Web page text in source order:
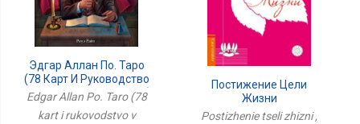
Эдгар Аллан По. Таро
(78 Карт И Руководство
В Подарочном Футляре)
(новое Оформление)
Edgar Allan Po. Taro (78
kart i rukovodstvo v
Постижение Цели
Жизни
Postizhenie tseli zhizni ,